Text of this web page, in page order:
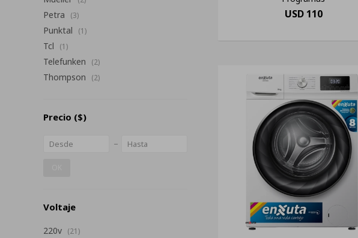
USD 110
Petra (3)
Punktal (1)
Tcl (1)
Telefunken (2)
Thompson (2)
Precio ($)
Voltaje
220v (21)